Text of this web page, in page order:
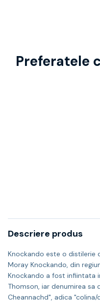
Preferatele
Descriere produs
Knockando este o distilerie
Moray Knockando, din
Knockando a fost infiintata
Thomson, iar denumirea sa
Cheannachd", adica "colina/